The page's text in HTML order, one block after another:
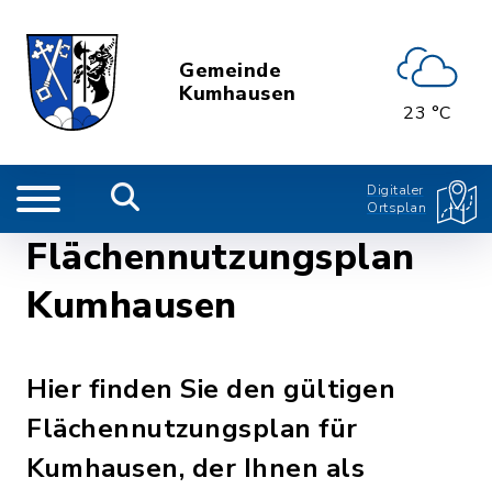
Gemeinde
Kumhausen
23 °C
Digitaler
Ortsplan
Flächennutzungsplan
Kumhausen
Hier finden Sie den gültigen
Flächennutzungsplan für
Kumhausen, der Ihnen als